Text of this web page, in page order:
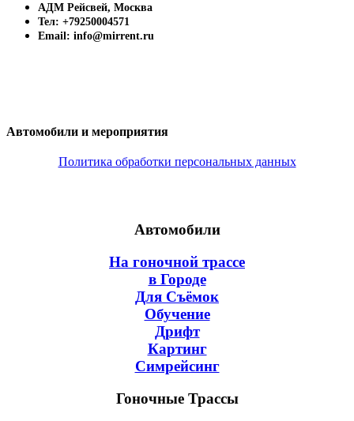
АДМ Рейсвей, Москва
Тел: +79250004571
Email: info@mirrent.ru
Автомобили и мероприятия
Политика обработки персональных данных
Автомобили
На гоночной трассе
в Городе
Для Съёмок
Обучение
Дрифт
Картинг
Симрейсинг
Гоночные Трассы